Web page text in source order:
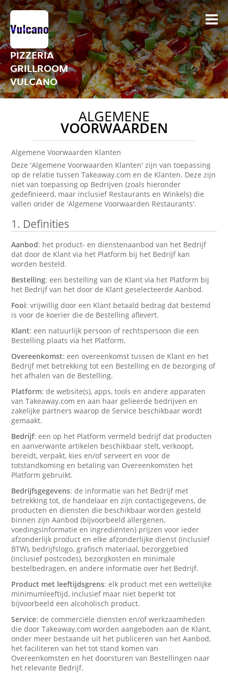
PIZZERIA
GRILLROOM
VULCANO
ALGEMENE
VOORWAARDEN
Algemene Voorwaarden Klanten
Deze 'Algemene Voorwaarden Klanten' zijn van toepassing
op de relatie tussen Takeaway.com en de Klanten. Deze zijn
niet van toepassing op Bedrijven (zoals hieronder
gedefinieerd, maar inclusief Restaurants en Winkels) die
vallen onder de 'Algemene Voorwaarden Restaurants'.
1. Definities
Aanbod: het product- en dienstenaanbod van het Bedrijf
dat door de Klant via het Platform bij het Bedrijf kan
worden besteld.
Bestelling: een bestelling van de Klant via het Platform bij
het Bedrijf van het door de Klant geselecteerde Aanbod.
Fooi: vrijwillig door een Klant betaald bedrag dat bestemd
is voor de koerier die de Bestelling aflevert.
Klant: een natuurlijk persoon of rechtspersoon die een
Bestelling plaats via het Platform.
Overeenkomst: een overeenkomst tussen de Klant en het
Bedrijf met betrekking tot een Bestelling en de bezorging of
het afhalen van de Bestelling.
Platform: de website(s), apps, tools en andere apparaten
van Takeaway.com en aan haar gelieerde bedrijven en
zakelijke partners waarop de Service beschikbaar wordt
gemaakt.
Bedrijf: een op het Platform vermeld bedrijf dat producten
en aanverwante artikelen beschikbaar stelt, verkoopt,
bereidt, verpakt, kies en/of serveert en voor de
totstandkoming en betaling van Overeenkomsten het
Platform gebruikt.
Bedrijfsgegevens: de informatie van het Bedrijf met
betrekking tot, de handelaar en zijn contactigegevens, de
producten en diensten die beschikbaar worden gesteld
binnen zijn Aanbod (bijvoorbeeld allergenen,
voedingsinformatie en ingrediënten) prijzen voor ieder
afzonderlijk product en elke afzonderlijke dienst (inclusief
BTW), bedrijfslogo, grafisch materiaal, bezorggebied
(inclusief postcodes), bezorgkosten en minimale
bestelbedragen, en andere informatie over het Bedrijf.
Product met leeftijdsgrens: elk product met een wettelijke
minimumleeftijd, inclusief maar niet beperkt tot
bijvoorbeeld een alcoholisch product.
Service: de commerciële diensten en/of werkzaamheden
die door Takeaway.com worden aangeboden aan de Klant,
onder meer bestaande uit het publiceren van het Aanbod,
het faciliteren van het tot stand komen van
Overeenkomsten en het doorsturen van Bestellingen naar
het relevante Bedrijf.